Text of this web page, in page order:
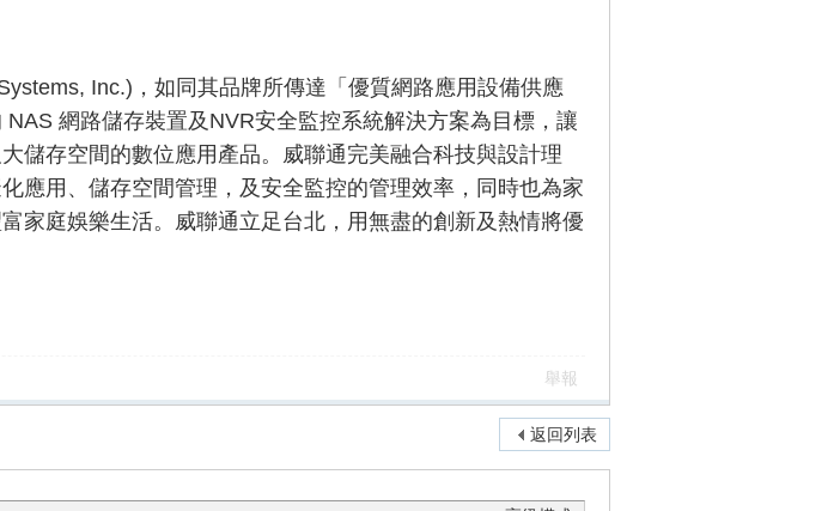
Inc.)，如同其品牌所傳達「優質網路應用設備供應
網路儲存裝置及NVR安全監控系統解決方案為目標，讓
儲存空間的數位應用產品。威聯通完美融合科技與設計理
應用、儲存空間管理，及安全監控的管理效率，同時也為家
家庭娛樂生活。威聯通立足台北，用無盡的創新及熱情將優
舉報
返回列表